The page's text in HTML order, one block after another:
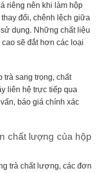
riêng nên khi làm hộp
đổi, chênh lệch giữa
dụng. Những chất liệu
sẽ đắt hơn các loại
trà sang trọng, chất
liên hệ trực tiếp qua
báo giá chính xác
chất lượng của hộp
trà chất lượng, các đơn